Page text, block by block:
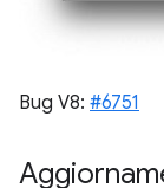
Bug V8: #6751